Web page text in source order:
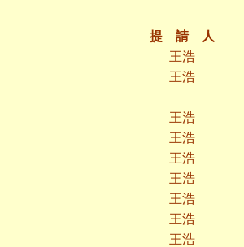
提 請 人
王浩
王浩
王浩
王浩
王浩
王浩
王浩
王浩
王浩